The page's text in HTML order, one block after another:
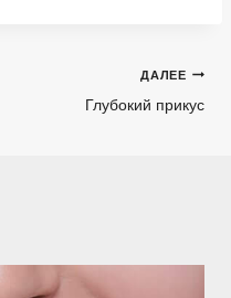
ДАЛЕЕ
Глубокий прикус